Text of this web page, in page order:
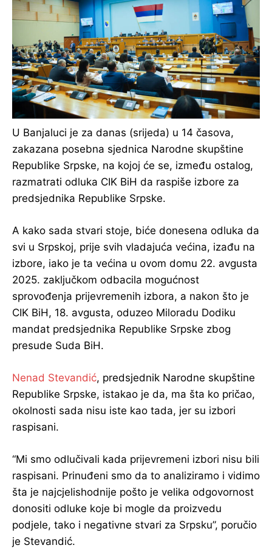
U Banjaluci je za danas (srijeda) u 14 časova,
zakazana posebna sjednica Narodne skupštine
Republike Srpske, na kojoj će se, između ostalog,
razmatrati odluka CIK BiH da raspiše izbore za
predsjednika Republike Srpske.
A kako sada stvari stoje, biće donesena odluka da
svi u Srpskoj, prije svih vladajuća većina, izađu na
izbore, iako je ta većina u ovom domu 22. avgusta
2025. zaključkom odbacila mogućnost
sprovođenja prijevremenih izbora, a nakon što je
CIK BiH, 18. avgusta, oduzeo Miloradu Dodiku
mandat predsjednika Republike Srpske zbog
presude Suda BiH.
Nenad Stevandić, predsjednik Narodne skupštine
Republike Srpske, istakao je da, ma šta ko pričao,
okolnosti sada nisu iste kao tada, jer su izbori
raspisani.
“Mi smo odlučivali kada prijevremeni izbori nisu bili
raspisani. Prinuđeni smo da to analiziramo i vidimo
šta je najcjelishodnije pošto je velika odgovornost
donositi odluke koje bi mogle da proizvedu
podjele, tako i negativne stvari za Srpsku”, poručio
je Stevandić.